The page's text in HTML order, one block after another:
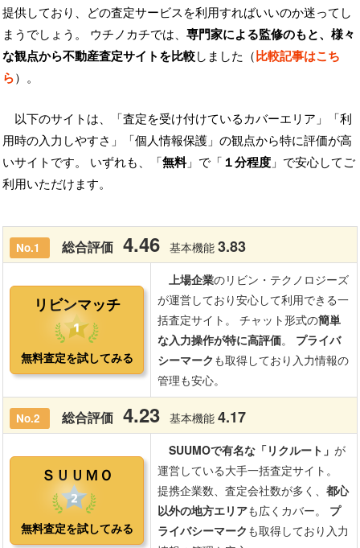
提供しており、どの査定サービスを利用すればいいのか迷ってし
まうでしょう。 ウチノカチでは、 専門家による監修のもと、様々
な観点から不動産査定サイトを比較しました（比較記事はこち
ら）。
以下のサイトは、「査定を受け付けているカバーエリア」「利
用時の入力しやすさ」「個人情報保護」の観点から特に評価が高
いサイトです。 いずれも、「無料」で「 １分程度 」で安心してご
利用いただけます。